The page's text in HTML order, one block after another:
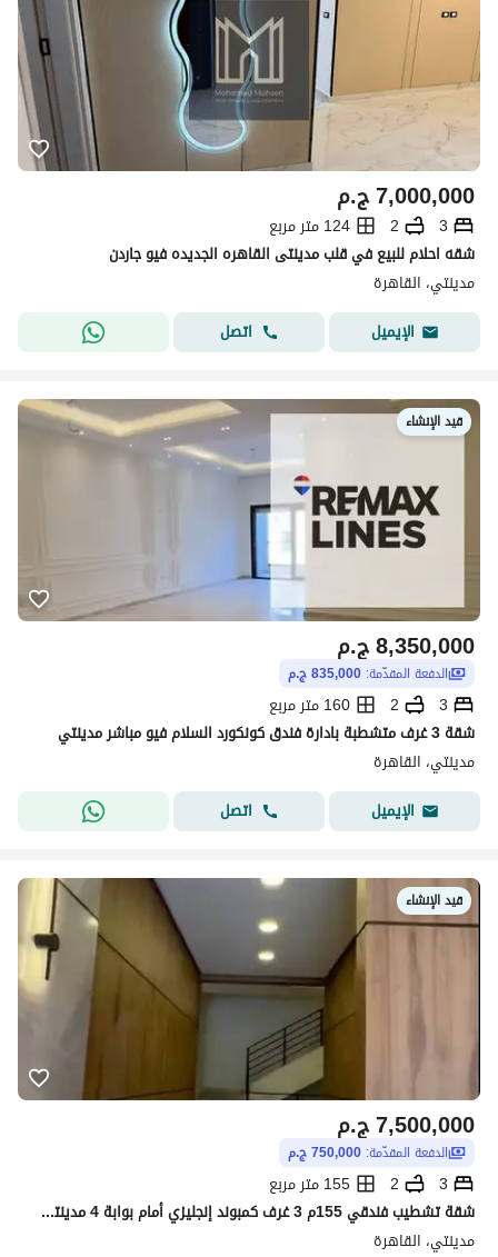
ج.م7,000,000
3
2
124 متر مربع
شقه احلام للبيع في قلب مدينتى القاهره الجديده فيو جاردن
مدينتي، القاهرة
الإيميل
اتصل
قيد الإنشاء
ج.م8,350,000
الدفعة المقدّمة: 835,000 ج.م
3
2
160 متر مربع
شقة 3 غرف متشطبة بادارة فندق كونكورد السلام فيو مباشر مدينتي
مدينتي، القاهرة
الإيميل
اتصل
قيد الإنشاء
ج.م7,500,000
الدفعة المقدّمة: 750,000 ج.م
3
2
155 متر مربع
شقة تشطيب فندقي 155م 3 غرف كمبوند إنجليزي أمام بوابة 4 مدينتي مقدم 10%
مدينتي، القاهرة